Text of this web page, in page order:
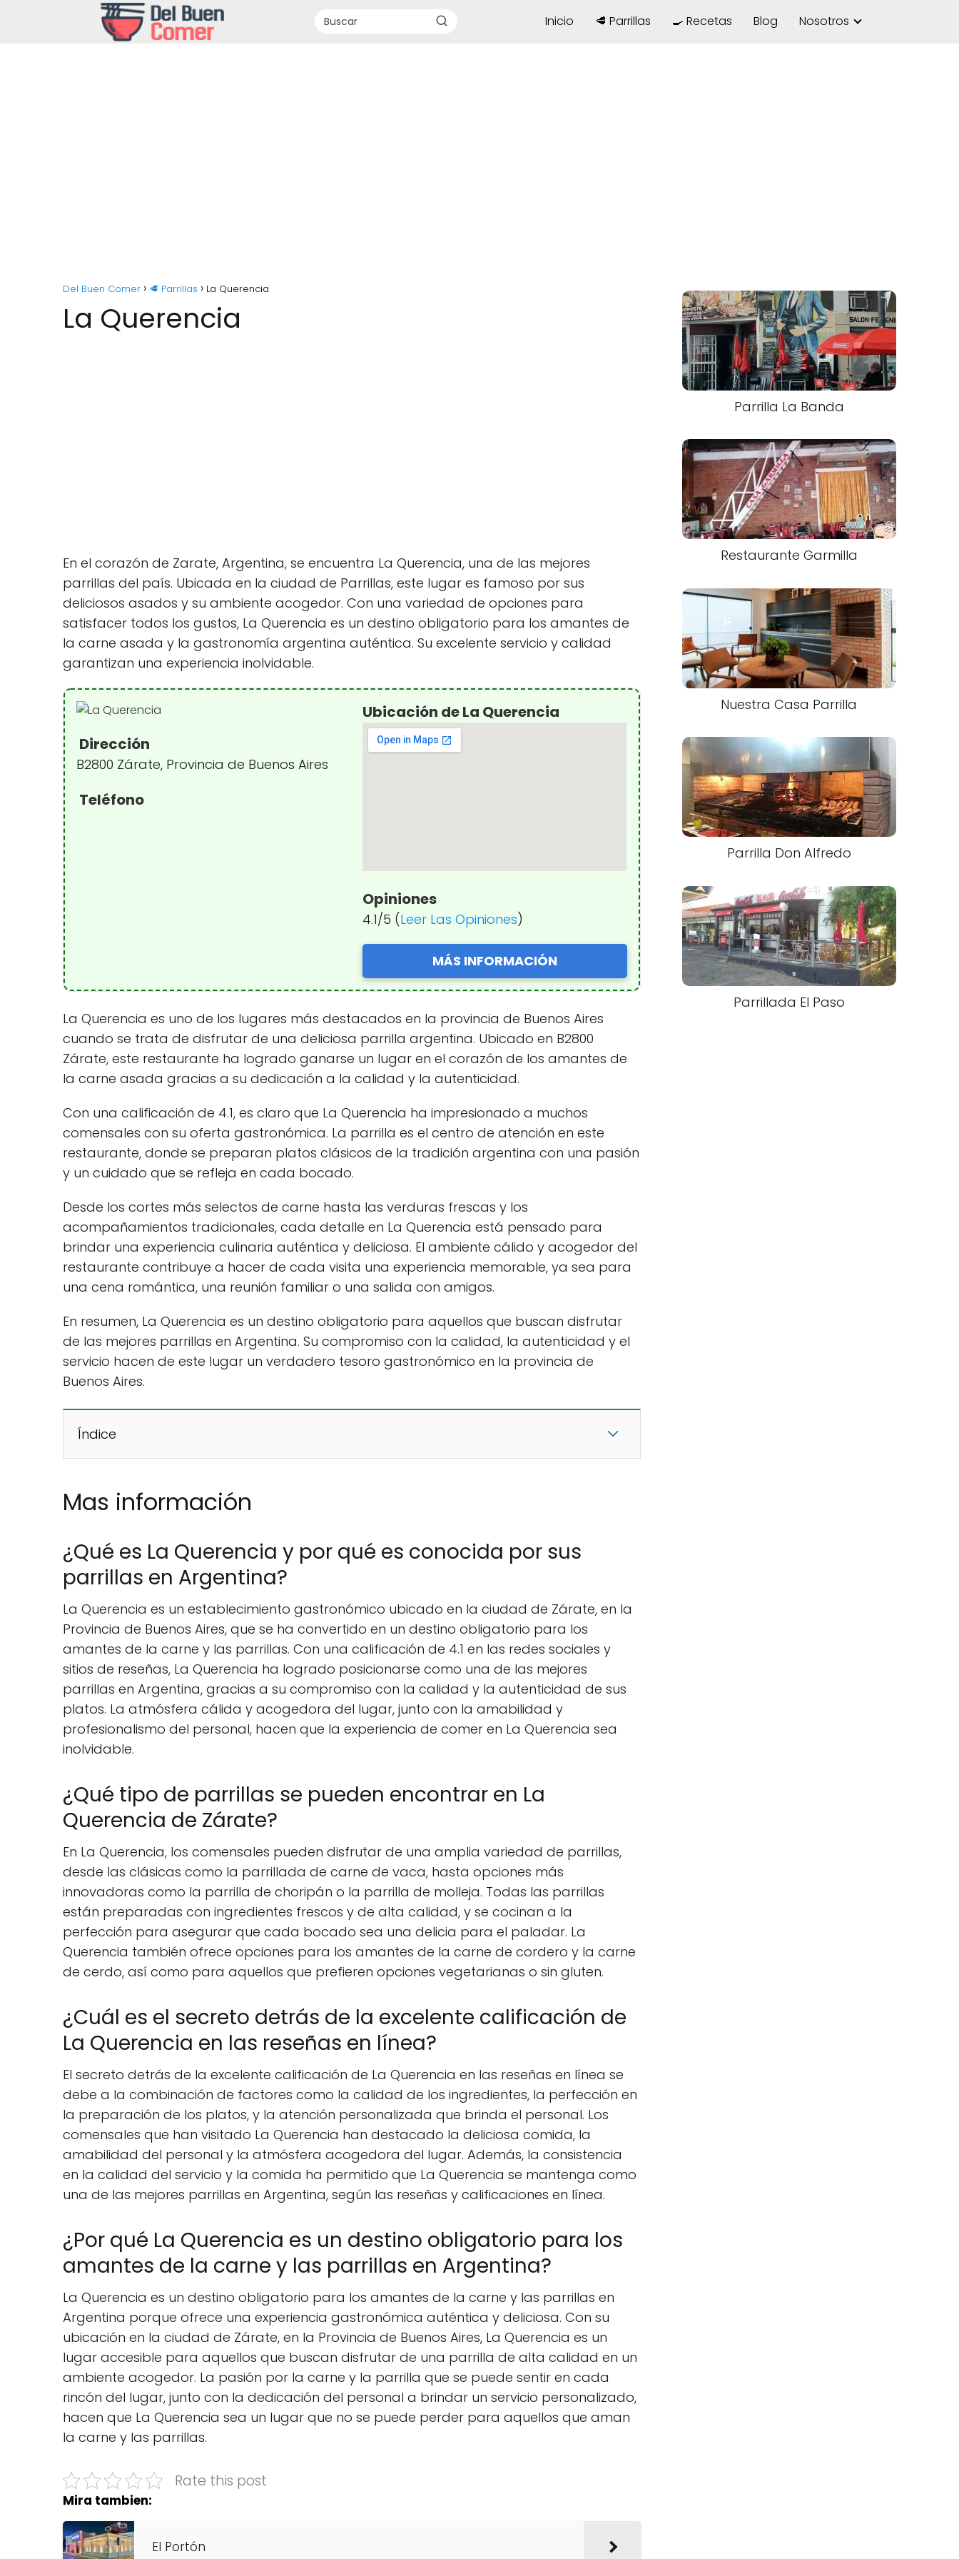
Inicio 🥩 Parrillas 🍳 Recetas Blog Nosotros
Del Buen Comer 🥩 Parrillas La Querencia
La Querencia
En el corazón de Zarate, Argentina, se encuentra La Querencia, una de las mejores
parrillas del país. Ubicada en la ciudad de Parrillas, este lugar es famoso por sus
deliciosos asados y su ambiente acogedor. Con una variedad de opciones para
satisfacer todos los gustos, La Querencia es un destino obligatorio para los amantes de
la carne asada y la gastronomía argentina auténtica. Su excelente servicio y calidad
garantizan una experiencia inolvidable.
Dirección
B2800 Zárate, Provincia de Buenos Aires
Teléfono
Ubicación de La Querencia
Opiniones
4.1/5 (Leer Las Opiniones)
MÁS INFORMACIÓN
La Querencia es uno de los lugares más destacados en la provincia de Buenos Aires
cuando se trata de disfrutar de una deliciosa parrilla argentina. Ubicado en B2800
Zárate, este restaurante ha logrado ganarse un lugar en el corazón de los amantes de
la carne asada gracias a su dedicación a la calidad y la autenticidad.
Con una calificación de 4.1, es claro que La Querencia ha impresionado a muchos
comensales con su oferta gastronómica. La parrilla es el centro de atención en este
restaurante, donde se preparan platos clásicos de la tradición argentina con una pasión
y un cuidado que se refleja en cada bocado.
Desde los cortes más selectos de carne hasta las verduras frescas y los
acompañamientos tradicionales, cada detalle en La Querencia está pensado para
brindar una experiencia culinaria auténtica y deliciosa. El ambiente cálido y acogedor del
restaurante contribuye a hacer de cada visita una experiencia memorable, ya sea para
una cena romántica, una reunión familiar o una salida con amigos.
En resumen, La Querencia es un destino obligatorio para aquellos que buscan disfrutar
de las mejores parrillas en Argentina. Su compromiso con la calidad, la autenticidad y el
servicio hacen de este lugar un verdadero tesoro gastronómico en la provincia de
Buenos Aires.
Índice
Mas información
¿Qué es La Querencia y por qué es conocida por sus
parrillas en Argentina?
La Querencia es un establecimiento gastronómico ubicado en la ciudad de Zárate, en la
Provincia de Buenos Aires, que se ha convertido en un destino obligatorio para los
amantes de la carne y las parrillas. Con una calificación de 4.1 en las redes sociales y
sitios de reseñas, La Querencia ha logrado posicionarse como una de las mejores
parrillas en Argentina, gracias a su compromiso con la calidad y la autenticidad de sus
platos. La atmósfera cálida y acogedora del lugar, junto con la amabilidad y
profesionalismo del personal, hacen que la experiencia de comer en La Querencia sea
inolvidable.
¿Qué tipo de parrillas se pueden encontrar en La
Querencia de Zárate?
En La Querencia, los comensales pueden disfrutar de una amplia variedad de parrillas,
desde las clásicas como la parrillada de carne de vaca, hasta opciones más
innovadoras como la parrilla de choripán o la parrilla de molleja. Todas las parrillas
están preparadas con ingredientes frescos y de alta calidad, y se cocinan a la
perfección para asegurar que cada bocado sea una delicia para el paladar. La
Querencia también ofrece opciones para los amantes de la carne de cordero y la carne
de cerdo, así como para aquellos que prefieren opciones vegetarianas o sin gluten.
¿Cuál es el secreto detrás de la excelente calificación de
La Querencia en las reseñas en línea?
El secreto detrás de la excelente calificación de La Querencia en las reseñas en línea se
debe a la combinación de factores como la calidad de los ingredientes, la perfección en
la preparación de los platos, y la atención personalizada que brinda el personal. Los
comensales que han visitado La Querencia han destacado la deliciosa comida, la
amabilidad del personal y la atmósfera acogedora del lugar. Además, la consistencia
en la calidad del servicio y la comida ha permitido que La Querencia se mantenga como
una de las mejores parrillas en Argentina, según las reseñas y calificaciones en línea.
¿Por qué La Querencia es un destino obligatorio para los
amantes de la carne y las parrillas en Argentina?
La Querencia es un destino obligatorio para los amantes de la carne y las parrillas en
Argentina porque ofrece una experiencia gastronómica auténtica y deliciosa. Con su
ubicación en la ciudad de Zárate, en la Provincia de Buenos Aires, La Querencia es un
lugar accesible para aquellos que buscan disfrutar de una parrilla de alta calidad en un
ambiente acogedor. La pasión por la carne y la parrilla que se puede sentir en cada
rincón del lugar, junto con la dedicación del personal a brindar un servicio personalizado,
hacen que La Querencia sea un lugar que no se puede perder para aquellos que aman
la carne y las parrillas.
Rate this post
Mira tambien:
El Portón
Parrilla La Banda
Restaurante Garmilla
Nuestra Casa Parrilla
Parrilla Don Alfredo
Parrillada El Paso